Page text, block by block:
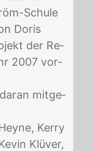
Schu­le
Do­ris
der Re­
2007 vor­
mit­ge­
Ker­ry
Klü­ver,